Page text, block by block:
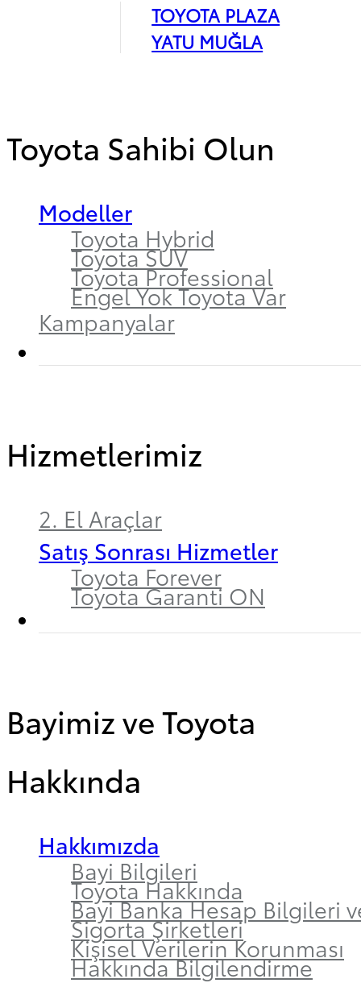
TOYOTA PLAZA
YATU MUĞLA
Toyota Sahibi Olun
Modeller
Toyota Hybrid
Toyota SUV
Toyota Professional
Engel Yok Toyota Var
Kampanyalar
Hizmetlerimiz
2. El Araçlar
Satış Sonrası Hizmetler
Toyota Forever
Toyota Garanti ON
Bayimiz ve Toyota
Hakkında
Hakkımızda
Bayi Bilgileri
Toyota Hakkında
Bayi Banka Hesap Bilgileri
Sigorta Şirketleri
Kişisel Verilerin Korunması
Hakkında Bilgilendirme